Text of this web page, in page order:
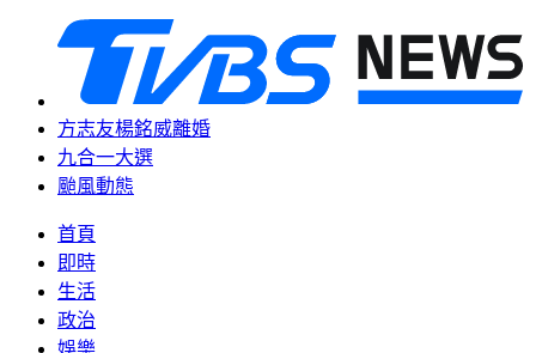
方志友楊銘威離婚
九合一大選
颱風動態
首頁
即時
生活
政治